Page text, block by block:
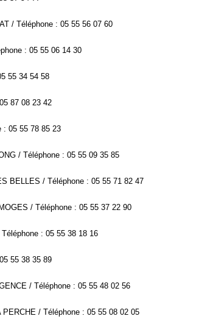
/ Téléphone : 05 55 56 07 60
: 05 55 06 14 30
55 34 54 58
87 08 23 42
: 05 55 78 85 23
/ Téléphone : 05 55 09 35 85
BELLES / Téléphone : 05 55 71 82 47
/ Téléphone : 05 55 37 22 90
: 05 55 38 18 16
55 38 35 89
/ Téléphone : 05 55 48 02 56
/ Téléphone : 05 55 08 02 05